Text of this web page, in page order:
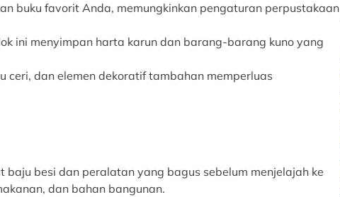
buku favorit Anda, memungkinkan pengaturan perpustakaan
ini menyimpan harta karun dan barang-barang kuno yang
ceri, dan elemen dekoratif tambahan memperluas
baju besi dan peralatan yang bagus sebelum menjelajah ke
dan bahan bangunan.